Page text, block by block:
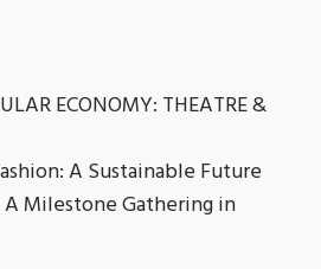
ECONOMY: THEATRE &
A Sustainable Future
Milestone Gathering in